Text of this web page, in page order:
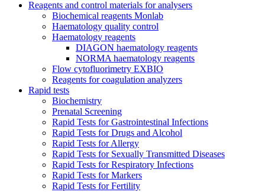
Reagents and control materials for analysers
Biochemical reagents Monlab
Haematology quality control
Haematology reagents
DIAGON haematology reagents
NORMA haematology reagents
Flow cytofluorimetry EXBIO
Reagents for coagulation analyzers
Rapid tests
Biochemistry
Prenatal Screening
Rapid Tests for Gastrointestinal Infections
Rapid Tests for Drugs and Alcohol
Rapid Tests for Allergy
Rapid Tests for Sexually Transmitted Diseases
Rapid Tests for Respiratory Infections
Rapid Tests for Markers
Rapid Tests for Fertility